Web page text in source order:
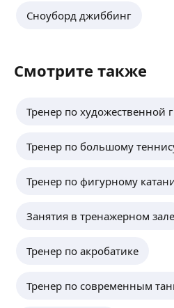
Сноуборд джиббинг
Смотрите также
Тренер по художественной
Тренер по большому
Тренер по фигурному
Занятия в тренажерном зале
Тренер по акробатике
Тренер по современным